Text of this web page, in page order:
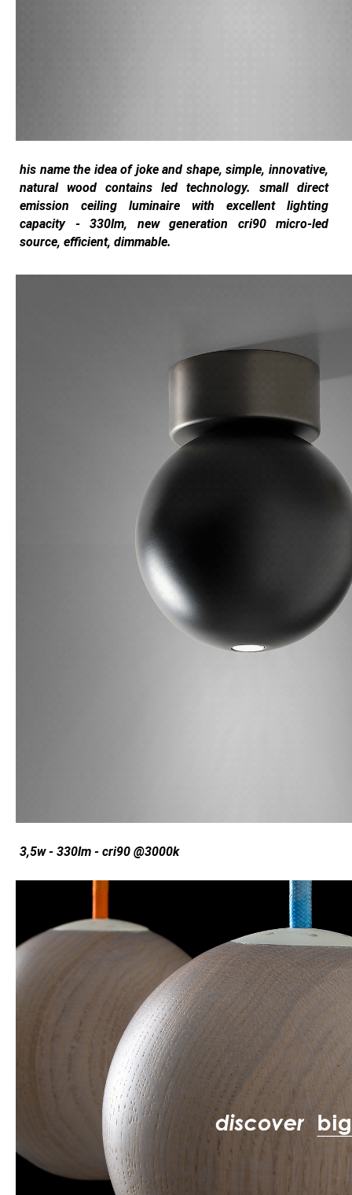
his name the idea of joke and shape, simple, innovative,
natural wood contains led technology. small direct
emission ceiling luminaire with excellent lighting
capacity - 330lm, new generation cri90 micro-led
source, efficient, dimmable.
3,5w - 330lm - cri90 @3000k